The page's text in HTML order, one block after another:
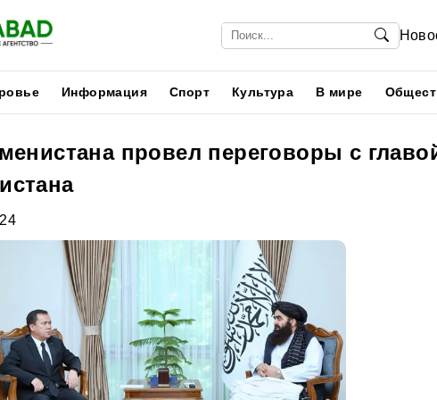
Информация Спорт Культура В мире
провел переговоры с